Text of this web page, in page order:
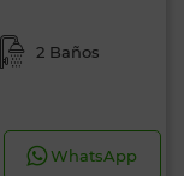
2 Baños
WhatsApp